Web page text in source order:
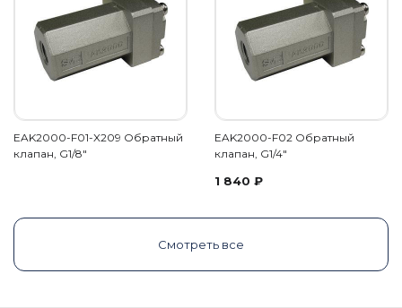
EAK2000-F01-X209 Обратный
клапан, G1/8"
EAK2000-F02 Обратный
клапан, G1/4"
1 840 ₽
Смотреть все